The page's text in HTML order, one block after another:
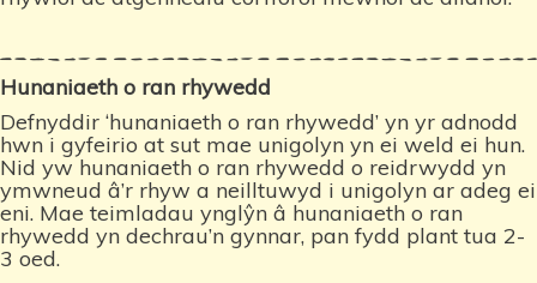
Hunaniaeth o ran rhywedd
Defnyddir ‘hunaniaeth o ran rhywedd’ yn yr adnodd
hwn i gyfeirio at sut mae unigolyn yn ei weld ei hun.
Nid yw hunaniaeth o ran rhywedd o reidrwydd yn
ymwneud â’r rhyw a neilltuwyd i unigolyn ar adeg ei
eni. Mae teimladau ynglŷn â hunaniaeth o ran
rhywedd yn dechrau’n gynnar, pan fydd plant tua 2-
3 oed.